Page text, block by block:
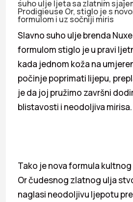
suho ulje ljeta sa zlatnim
Prodigieuse Or, stiglo je s
formulom i uz sočniji miris
Slavno suho ulje brenda
formulom stiglo je u pravi
kada jednom koža na
počinje poprimati lijepu,
je da joj pružimo završni
blistavosti i neodoljiva mirisa.
Tako je nova formula
Or čudesnog zlatnog ulja
naglasi neodoljivu ljepotu